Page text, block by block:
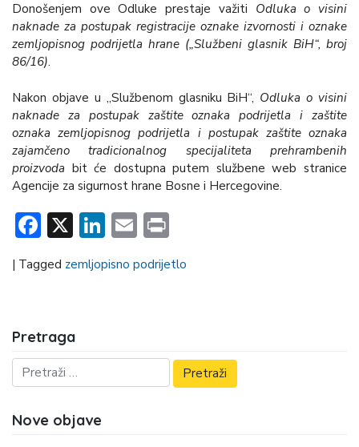
Donošenjem ove Odluke prestaje važiti Odluka o visini
naknade za postupak registracije oznake izvornosti i oznake
zemljopisnog podrijetla hrane („Službeni glasnik BiH“, broj
86/16).
Nakon objave u „Službenom glasniku BiH“, Odluka o visini
naknade za postupak zaštite oznaka podrijetla i zaštite
oznaka zemljopisnog podrijetla i postupak zaštite oznaka
zajamčeno tradicionalnog specijaliteta prehrambenih
proizvoda bit će dostupna putem službene web stranice
Agencije za sigurnost hrane Bosne i Hercegovine.
Facebook
X LinkedIn
Email
| Tagged zemljopisno podrijetlo
Pretraga
Nove objave